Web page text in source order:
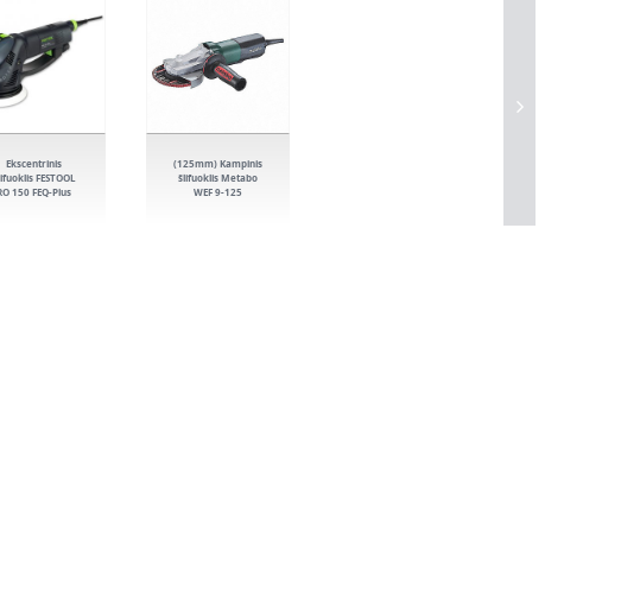
Ekscentrinis
FESTOOL
150 FEQ-Plus
(125mm) Kampinis
šlifuoklis Metabo
WEF 9-125